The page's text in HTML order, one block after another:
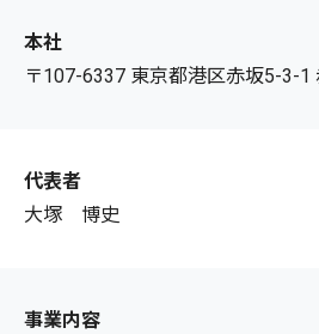
本社
〒107-6337 東京都港区赤坂5-3-1
代表者
大塚 博史
事業内容